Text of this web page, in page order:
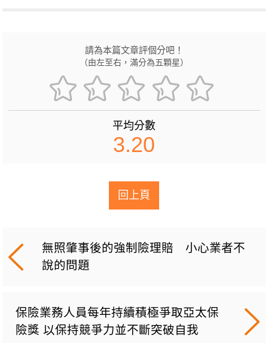
請為本篇文章評個分吧！
（由左至右，滿分為五顆星）
平均分數
3.20
回上頁
無照肇事後的強制險理賠 小心業者不
說的問題
保險業務人員每年持續積極爭取亞太保
險獎 以保持競爭力並不斷突破自我